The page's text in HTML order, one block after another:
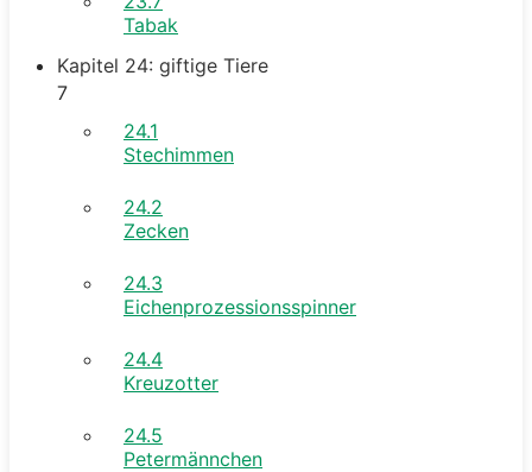
Tabak
Kapitel 24: giftige Tiere
7
24.1
Stechimmen
24.2
Zecken
24.3
Eichenprozessionsspinner
24.4
Kreuzotter
24.5
Petermännchen